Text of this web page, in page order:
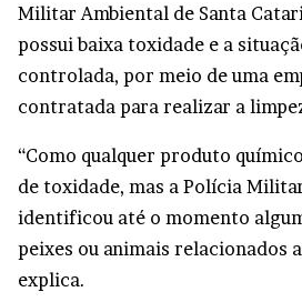
Militar Ambiental de Santa
possui baixa toxidade e a
controlada, por meio de uma
contratada para realizar a
“Como qualquer produto
de toxidade, mas a Polícia
identificou até o momento
peixes ou animais relacionados
explica.